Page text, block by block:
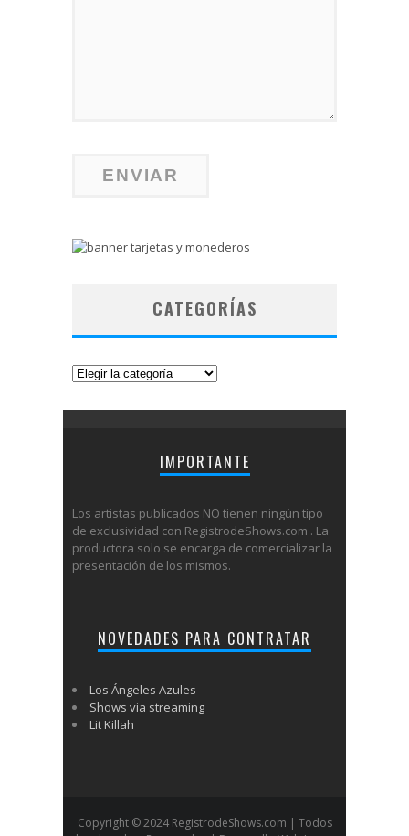
CATEGORÍAS
Categorías
IMPORTANTE
Los artistas publicados NO tienen ningún tipo
de exclusividad con RegistrodeShows.com . La
productora solo se encarga de comercializar la
presentación de los mismos.
NOVEDADES PARA CONTRATAR
Los Ángeles Azules
Shows via streaming
Lit Killah
Copyright © 2024 RegistrodeShows.com | Todos